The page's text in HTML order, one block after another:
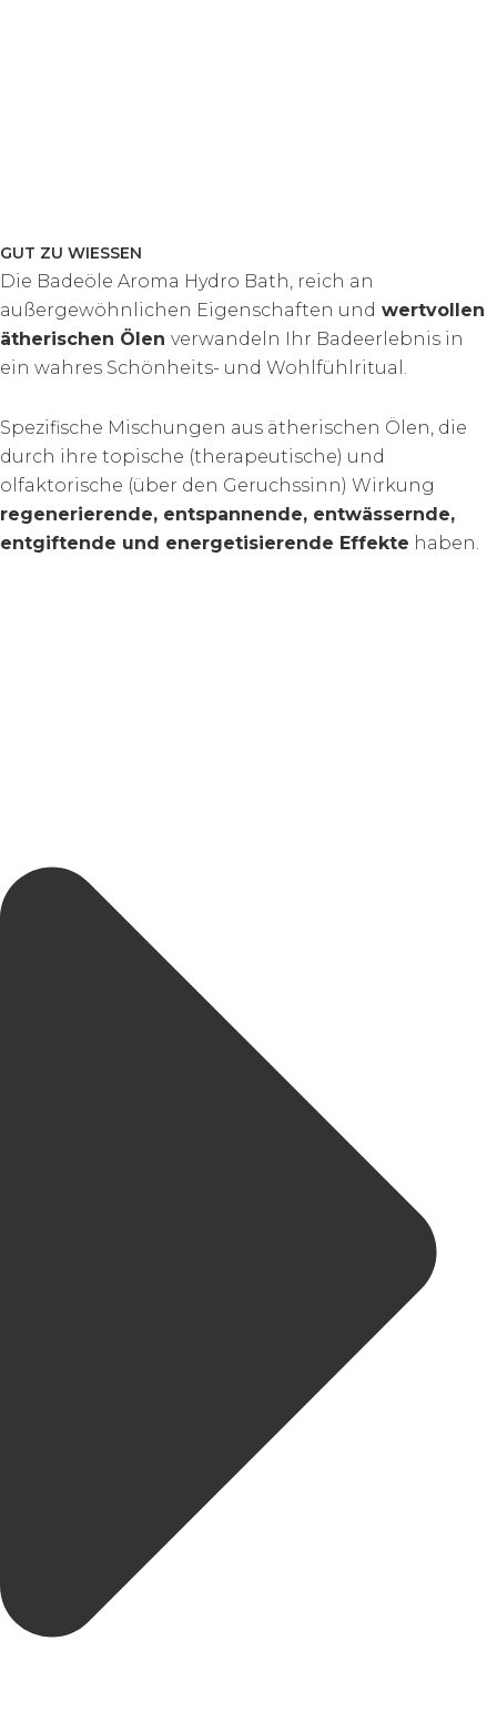
GUT ZU WIESSEN
Die Badeöle Aroma Hydro Bath, reich an
außergewöhnlichen Eigenschaften und wertvollen
ätherischen Ölen verwandeln Ihr Badeerlebnis in
ein wahres Schönheits- und Wohlfühlritual.
Spezifische Mischungen aus ätherischen Ölen, die
durch ihre topische (therapeutische) und
olfaktorische (über den Geruchssinn) Wirkung
regenerierende, entspannende, entwässernde,
entgiftende und energetisierende Effekte haben.